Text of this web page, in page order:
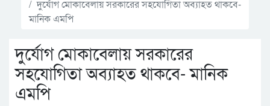
দুর্যোগ মোকাবেলায় সরকারের সহযোগিতা অব্যাহত থাকবে-
মানিক এমপি
দুর্যোগ মোকাবেলায় সরকারের
সহযোগিতা অব্যাহত থাকবে- মানিক
এমপি